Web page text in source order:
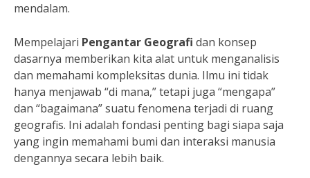
mendalam.
Mempelajari Pengantar Geografi dan konsep
dasarnya memberikan kita alat untuk menganalisis
dan memahami kompleksitas dunia. Ilmu ini tidak
hanya menjawab “di mana,” tetapi juga “mengapa”
dan “bagaimana” suatu fenomena terjadi di ruang
geografis. Ini adalah fondasi penting bagi siapa saja
yang ingin memahami bumi dan interaksi manusia
dengannya secara lebih baik.